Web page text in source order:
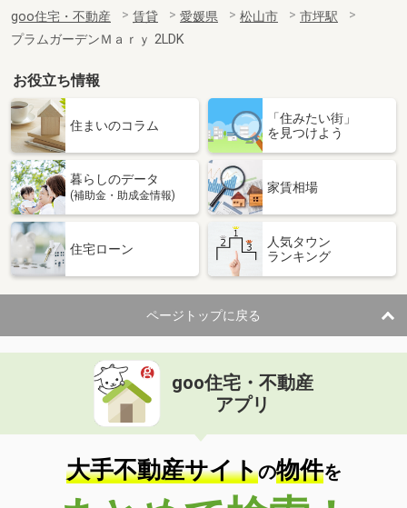
goo住宅・不動産 賃貸 愛媛県 松山市
市坪駅
プラムガーデンＭａｒｙ 2LDK
お役立ち情報
住まいのコラム
「住みたい街」
を見つけよう
暮らしのデータ
(補助金・助成金情報)
家賃相場
住宅ローン
人気タウン
ランキング
ページトップに戻る
goo住宅・不動産
アプリ
大手不動産サイトの物件を